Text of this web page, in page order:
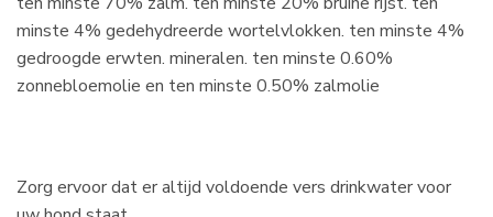
minste 4% gedehydreerde wortelvlokken. ten minste 4%
gedroogde erwten. mineralen. ten minste 0.60%
zonnebloemolie en ten minste 0.50% zalmolie
Zorg ervoor dat er altijd voldoende vers drinkwater voor